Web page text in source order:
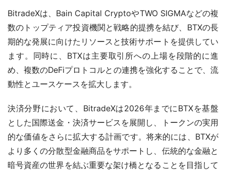
BitradeXは、Bain Capital CryptoやTWO SIGMAなどの複
数のトップティア投資機関と戦略的提携を結び、BTXの長
期的な発展に向けたリソースと技術サポートを提供してい
ます。同時に、BTXは主要取引所への上場を段階的に進
め、複数のDeFiプロトコルとの連携を強化することで、流
動性とユースケースを拡大します。
決済分野において、BitradeXは2026年までにBTXを基盤
とした国際送金・決済サービスを展開し、トークンの実用
的な価値をさらに拡大する計画です。将来的には、BTXが
より多くの分散型金融商品をサポートし、伝統的な金融と
暗号資産の世界を結ぶ重要な架け橋となることを目指して